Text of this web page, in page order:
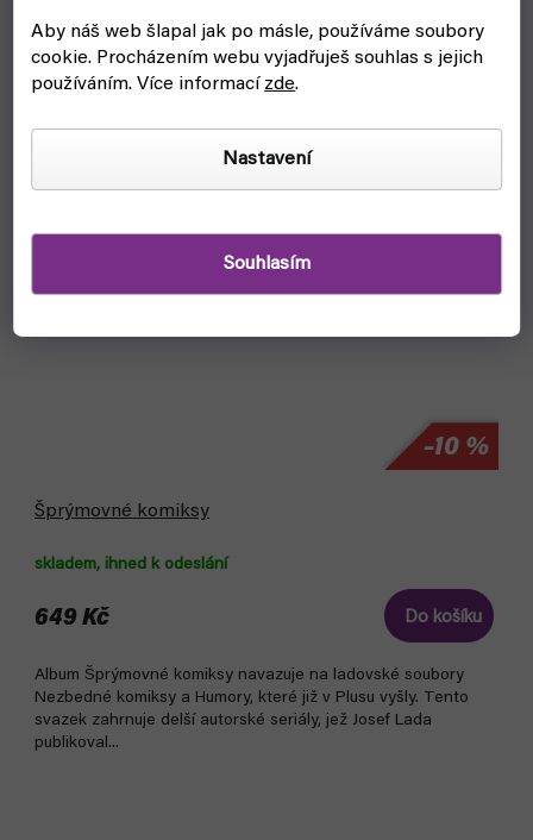
Aby náš web šlapal jak po másle, používáme soubory
cookie. Procházením webu vyjadřuješ souhlas s jejich
používáním. Více informacízde.
Nastavení
Souhlasím
Akce
–10 %
Šprýmovné komiksy
skladem, ihned k odeslání
649 Kč Do košíku
Album Šprýmovné komiksy navazuje na ladovské soubory
Nezbedné komiksy a Humory, které již v Plusu vyšly. Tento
svazek zahrnuje delší autorské seriály, jež Josef Lada
publikoval...